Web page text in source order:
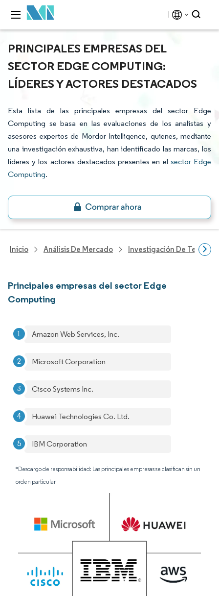
PRINCIPALES EMPRESAS DEL
SECTOR EDGE COMPUTING:
LÍDERES Y ACTORES DESTACADOS
Esta lista de las principales empresas del sector Edge
Computing se basa en las evaluaciones de los analistas y
asesores expertos de Mordor Intelligence, quienes, mediante
una investigación exhaustiva, han identificado las marcas, los
líderes y los actores destacados presentes en el sector Edge
Computing.
Inicio Análisis De Mercado Investigación De
Principales empresas del sector Edge
Computing
Amazon Web Services, Inc.
Microsoft Corporation
Cisco Systems Inc.
Huawei Technologies Co. Ltd.
IBM Corporation
*Descargo de responsabilidad: Las principales empresas se clasifican sin un
orden particular